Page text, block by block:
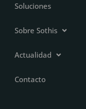
Soluciones
Sobre Sothis
Actualidad
Contacto